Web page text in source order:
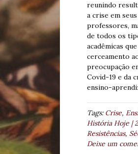
reunindo
a crise em
professores,
de todos os
acadêmicas
cerceamento
preocupação
Covid-19 e da
ensino-
Tags:Crise,
História Hoje |
Resistências,
Deixe um